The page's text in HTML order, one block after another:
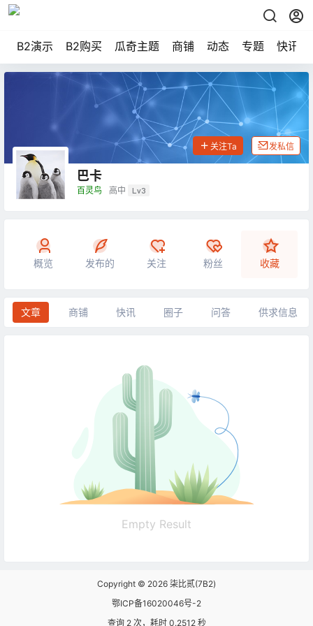
B2演示 B2购买 瓜奇主题 商铺 动态 专题 快讯
巴卡
百灵鸟 高中 Lv3
关注Ta 发私信
概览 发布的 关注 粉丝 收藏
文章 商铺 快讯 圈子 问答 供求信息
Empty Result
Copyright © 2026 柒比贰(7B2)
鄂ICP备16020046号-2
查询 2 次，耗时 0.2512 秒